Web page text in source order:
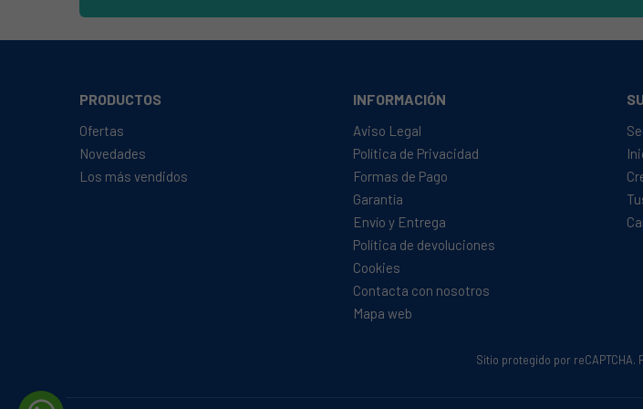
PRODUCTOS
Ofertas
Novedades
Los más vendidos
INFORMACIÓN
Aviso Legal
Política de Privacidad
Formas de Pago
Garantía
Envío y Entrega
Política de devoluciones
Cookies
Contacta con nosotros
Mapa web
Sitio protegido por reCAPTCHA.